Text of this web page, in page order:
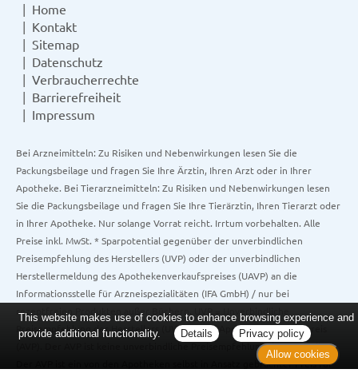
Home
Kontakt
Sitemap
Datenschutz
Verbraucherrechte
Barrierefreiheit
Impressum
Bei Arzneimitteln: Zu Risiken und Nebenwirkungen lesen Sie die
Packungsbeilage und fragen Sie Ihre Ärztin, Ihren Arzt oder in Ihrer
Apotheke. Bei Tierarzneimitteln: Zu Risiken und Nebenwirkungen lesen
Sie die Packungsbeilage und fragen Sie Ihre Tierärztin, Ihren Tierarzt oder
in Ihrer Apotheke. Nur solange Vorrat reicht. Irrtum vorbehalten. Alle
Preise inkl. MwSt. * Sparpotential gegenüber der unverbindlichen
Preisempfehlung des Herstellers (UVP) oder der unverbindlichen
Herstellermeldung des Apothekenverkaufspreises (UAVP) an die
Informationsstelle für Arzneispezialitäten (IFA GmbH) / nur bei
rezeptfreien Produkten außer Büchern. UVP = Unverbindliche
Preisempfehlung des Herstellers (UVP). AVP = Apothekenverkaufspreis
(AVP). Der AVP ist keine unverbindliche Preisempfehlung der Hersteller.
Der AVP ist ein von den Apotheken selbst in Ansatz gebrachter Preis für
This website makes use of cookies to enhance browsing experience and
provide additional functionality.
Details
Privacy policy
Allow cookies